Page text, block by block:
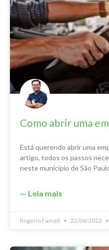
Como abrir uma
Está querendo abrir uma
artigo, todos os passos
neste município de São
— Leia mais
Rogerio Fameli 22/06/2022